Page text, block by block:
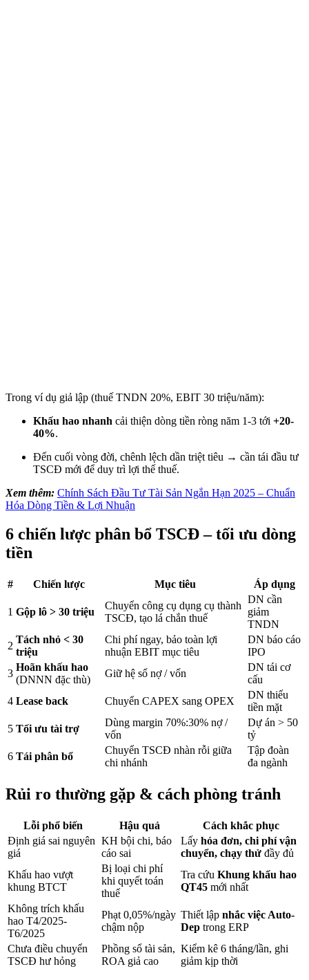
Trong ví dụ giả lập (thuế TNDN 20%, EBIT 30 triệu/năm):
Khấu hao nhanh cải thiện dòng tiền ròng năm 1-3 tới +20-
40%.
Đến cuối vòng đời, chênh lệch dần triệt tiêu → cần tái đầu tư
TSCĐ mới để duy trì lợi thế thuế.
Xem thêm: Chính Sách Đầu Tư Tài Sản Ngắn Hạn 2025 – Chuẩn
Hóa Dòng Tiền & Lợi Nhuận
6 chiến lược phân bổ TSCĐ – tối ưu dòng
tiền
# Chiến lược Mục tiêu Áp dụng
1 Gộp lô > 30 triệu
Chuyển công cụ dụng cụ thành
TSCĐ, tạo lá chắn thuế
DN cần
giảm
TNDN
2
Tách nhỏ < 30
triệu
Chi phí ngay, bảo toàn lợi
nhuận EBIT mục tiêu
DN báo cáo
IPO
3
Hoãn khấu hao
(DNNN đặc thù)
Giữ hệ số nợ / vốn
DN tái cơ
cấu
4 Lease back Chuyển CAPEX sang OPEX
DN thiếu
tiền mặt
5 Tối ưu tài trợ
Dùng margin 70%:30% nợ /
vốn
Dự án > 50
tỷ
6 Tái phân bổ
Chuyển TSCĐ nhàn rỗi giữa
chi nhánh
Tập đoàn
đa ngành
Rủi ro thường gặp & cách phòng tránh
Lỗi phổ biến Hậu quả
Cách khắc phục
Định giá sai nguyên
giá
KH bội chi, báo
cáo sai
Lấy hóa đơn, chi phí vận
chuyển, chạy thử đầy đủ
Khấu hao vượt
khung BTCT
Bị loại chi phí
khi quyết toán
thuế
Tra cứu Khung khấu hao
QT45 mới nhất
Không trích khấu
hao T4/2025-
T6/2025
Phạt 0,05%/ngày
chậm nộp
Thiết lập nhắc việc Auto-
Dep trong ERP
Chưa điều chuyển
TSCĐ hư hỏng
Phồng sổ tài sản,
ROA giả cao
Kiểm kê 6 tháng/lần, ghi
giảm kịp thời